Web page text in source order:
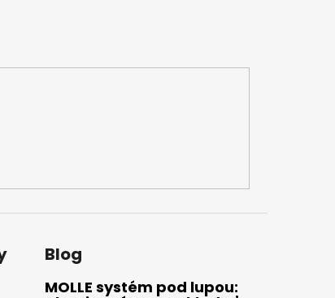
Blog
MOLLE systém pod lupou: